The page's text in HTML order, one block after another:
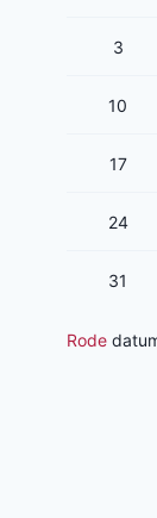
3
10
17
24
31
Rode